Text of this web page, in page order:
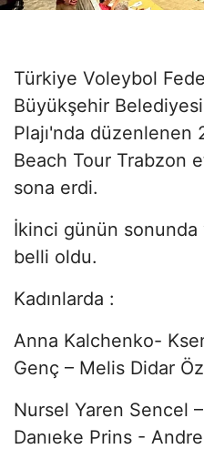
Türkiye Voleybol
Büyükşehir
Plajı'nda düzenlenen
Beach Tour Trabzon
sona erdi.
İkinci günün sonunda
belli oldu.
Kadınlarda :
Anna Kalchenko-
Genç – Melis Didar
Nursel Yaren Sencel
Danıeke Prins -